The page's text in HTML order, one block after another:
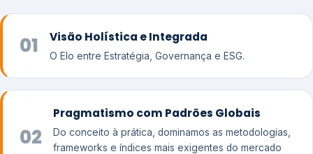
01 Visão Holística e Integrada
O Elo entre Estratégia, Governança e ESG.
02
Pragmatismo com Padrões Globais
Do conceito à prática, dominamos as metodologias,
frameworks e índices mais exigentes do mercado